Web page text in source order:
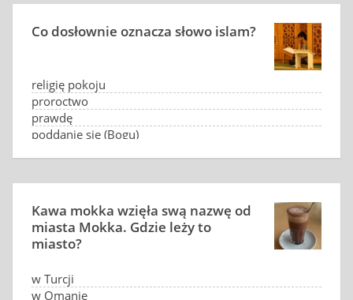
Co dosłownie oznacza słowo islam?
religię pokoju
proroctwo
prawdę
poddanie się (Bogu)
Kawa mokka wzięła swą nazwę od
miasta Mokka. Gdzie leży to
miasto?
w Turcji
w Omanie